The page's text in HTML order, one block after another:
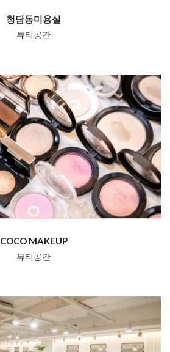
청담동미용실
뷰티공간
COCO MAKEUP
뷰티공간